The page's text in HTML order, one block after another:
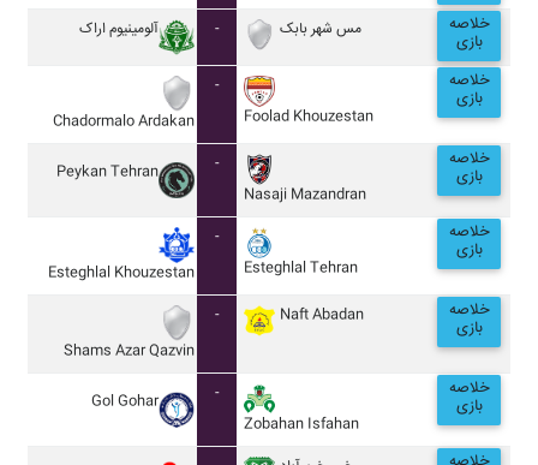
آلومينيوم اراک - مس شهر بابک خلاصه
بازی
Chadormalo Ardakan
-
Foolad Khouzestan
خلاصه
بازی
Peykan Tehran
-
Nasaji Mazandran
خلاصه
بازی
Esteghlal Khouzestan
-
Esteghlal Tehran
خلاصه
بازی
Shams Azar Qazvin
- Naft Abadan خلاصه
بازی
Gol Gohar
-
Zobahan Isfahan
خلاصه
بازی